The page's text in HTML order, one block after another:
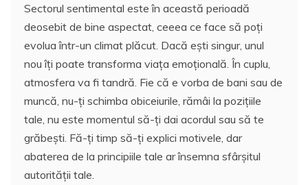
Sectorul sentimental este în această perioadă
deosebit de bine aspectat, ceeea ce face să poți
evolua într-un climat plăcut. Dacă ești singur, unul
nou îți poate transforma viața emoțională. În cuplu,
atmosfera va fi tandră. Fie că e vorba de bani sau de
muncă, nu-ți schimba obiceiurile, rămâi la pozițiile
tale, nu este momentul să-ți dai acordul sau să te
grăbești. Fă-ți timp să-ți explici motivele, dar
abaterea de la principiile tale ar însemna sfârșitul
autorității tale.